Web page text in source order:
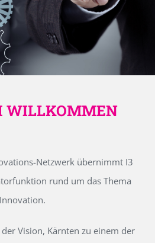
WILLKOMMEN
Netzwerk übernimmt I3
rund um das Thema
Innovation.
Vision, Kärnten zu einem der